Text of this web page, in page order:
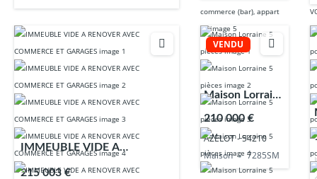
IMMEUBLE VIDE A
RENOVER AVEC
215 003 €
VENDU
Maison Lorraine
5 pièces
210 000 €
AZELOT - 54210
Maison
7285SM